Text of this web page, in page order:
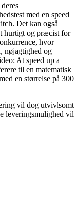
med en speed
Det kan også
hurtigt og præcist for
hvor
nøjagtighed og
At speed up a
til en matematisk
en størrelse på 300
vil dog utvivlsomt
leveringsmulighed vil